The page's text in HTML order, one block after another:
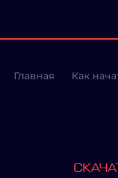
Главная Как